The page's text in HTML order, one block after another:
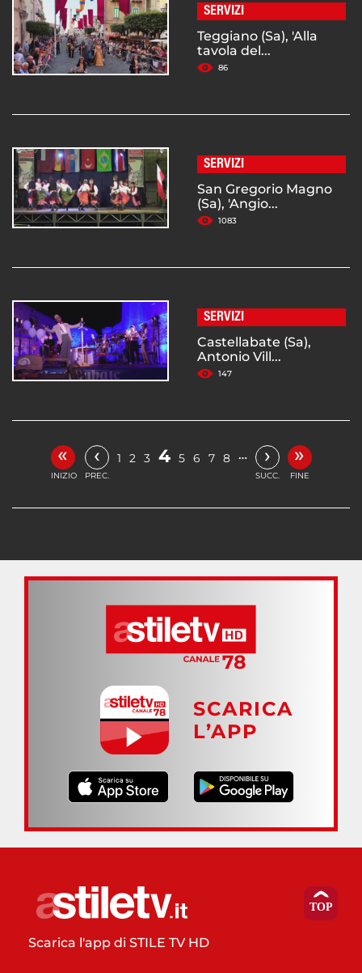
SERVIZI
Teggiano (Sa), 'Alla
tavola del...
86
SERVIZI
San Gregorio Magno
(Sa), 'Angio...
1083
SERVIZI
Castellabate (Sa),
Antonio Vill...
147
«
INIZIO
‹
PREC.
1 2 3 4 5 6 7 8 … ›
SUCC.
»
FINE
SCARICA
L’APP
Scarica l'app di STILE TV HD